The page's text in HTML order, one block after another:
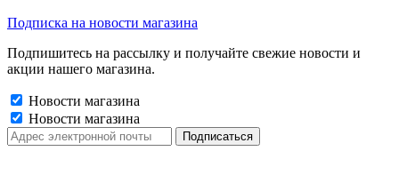
Подписка на новости магазина
Подпишитесь на рассылку и получайте свежие новости и
акции нашего магазина.
Новости магазина
Новости магазина